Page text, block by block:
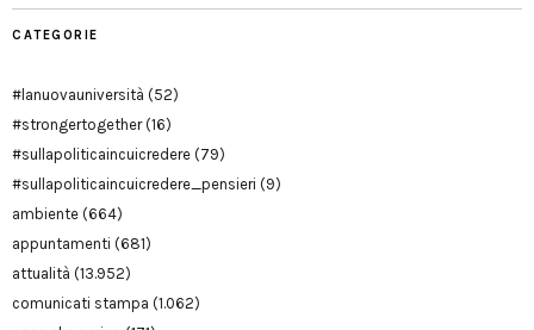
CATEGORIE
#lanuovauniversità (52)
#strongertogether(16)
#sullapoliticaincuicredere (79)
#sullapoliticaincuicredere_pensieri (9)
ambiente (664)
appuntamenti (681)
attualità (13.952)
comunicati stampa (1.062)